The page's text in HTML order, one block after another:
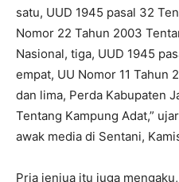
satu, UUD 1945 pasal 32
Nomor 22 Tahun 2003
Nasional, tiga, UUD 1945
empat, UU Nomor 11 Tahun
dan lima, Perda Kabupaten
Tentang Kampung Adat,”
awak media di Sentani,
Pria jeniua itu juga